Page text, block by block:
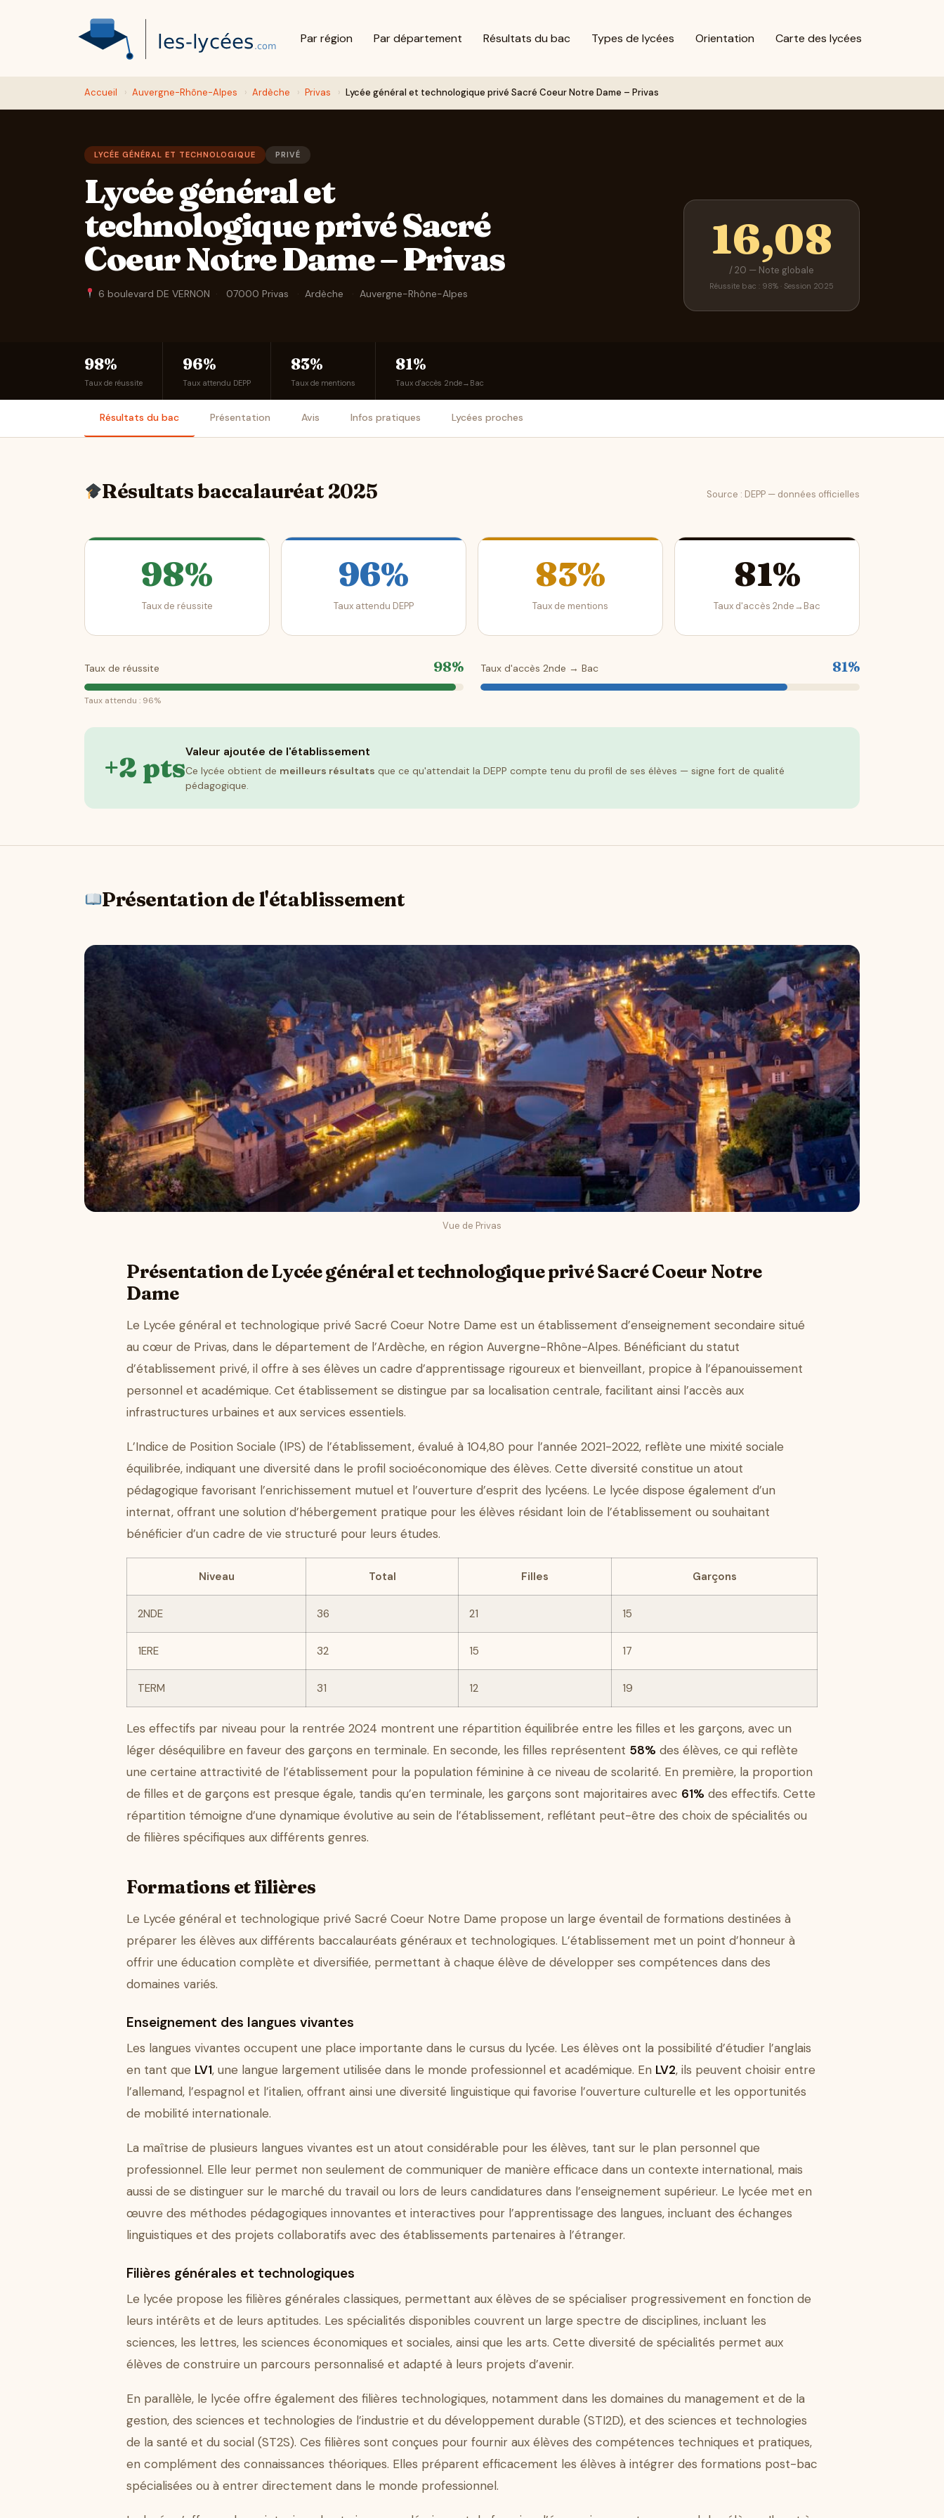
Par région Par département Résultats du bac Types de lycées Orientation Carte des lycées
Accueil › Auvergne-Rhône-Alpes › Ardèche › Privas › Lycée général et technologique privé Sacré Coeur Notre Dame – Privas
LYCÉE GÉNÉRAL ET TECHNOLOGIQUE PRIVÉ
Lycée général et
technologique privé Sacré
Coeur Notre Dame – Privas
6 boulevard DE VERNON · 07000 Privas · Ardèche · Auvergne-Rhône-Alpes
16,08
/ 20 — Note globale
Réussite bac : 98% · Session 2025
98%
Taux de réussite
96%
Taux attendu DEPP
83%
Taux de mentions
81%
Taux d'accès 2nde→Bac
Résultats du bac Présentation Avis Infos pratiques Lycées proches
Résultats baccalauréat 2025 Source : DEPP — données officielles
98%
Taux de réussite
96%
Taux attendu DEPP
83%
Taux de mentions
81%
Taux d'accès 2nde→Bac
Taux de réussite 98%
Taux attendu : 96%
Taux d'accès 2nde → Bac 81%
+2 ptsValeur ajoutée de l'établissement
Ce lycée obtient de meilleurs résultats que ce qu'attendait la DEPP compte tenu du profil de ses élèves — signe fort de qualité
pédagogique.
Présentation de l'établissement
Vue de Privas
Présentation de Lycée général et technologique privé Sacré Coeur Notre
Dame
Le Lycée général et technologique privé Sacré Coeur Notre Dame est un établissement d’enseignement secondaire situé
au cœur de Privas, dans le département de l’Ardèche, en région Auvergne-Rhône-Alpes. Bénéficiant du statut
d’établissement privé, il offre à ses élèves un cadre d’apprentissage rigoureux et bienveillant, propice à l’épanouissement
personnel et académique. Cet établissement se distingue par sa localisation centrale, facilitant ainsi l’accès aux
infrastructures urbaines et aux services essentiels.
L’Indice de Position Sociale (IPS) de l’établissement, évalué à 104,80 pour l’année 2021-2022, reflète une mixité sociale
équilibrée, indiquant une diversité dans le profil socioéconomique des élèves. Cette diversité constitue un atout
pédagogique favorisant l’enrichissement mutuel et l’ouverture d’esprit des lycéens. Le lycée dispose également d’un
internat, offrant une solution d’hébergement pratique pour les élèves résidant loin de l’établissement ou souhaitant
bénéficier d’un cadre de vie structuré pour leurs études.
Niveau Total Filles Garçons
2NDE 36 21 15
1ERE 32 15 17
TERM 31 12 19
Les effectifs par niveau pour la rentrée 2024 montrent une répartition équilibrée entre les filles et les garçons, avec un
léger déséquilibre en faveur des garçons en terminale. En seconde, les filles représentent 58% des élèves, ce qui reflète
une certaine attractivité de l’établissement pour la population féminine à ce niveau de scolarité. En première, la proportion
de filles et de garçons est presque égale, tandis qu’en terminale, les garçons sont majoritaires avec 61% des effectifs. Cette
répartition témoigne d’une dynamique évolutive au sein de l’établissement, reflétant peut-être des choix de spécialités ou
de filières spécifiques aux différents genres.
Formations et filières
Le Lycée général et technologique privé Sacré Coeur Notre Dame propose un large éventail de formations destinées à
préparer les élèves aux différents baccalauréats généraux et technologiques. L’établissement met un point d’honneur à
offrir une éducation complète et diversifiée, permettant à chaque élève de développer ses compétences dans des
domaines variés.
Enseignement des langues vivantes
Les langues vivantes occupent une place importante dans le cursus du lycée. Les élèves ont la possibilité d’étudier l’anglais
en tant que LV1, une langue largement utilisée dans le monde professionnel et académique. En LV2, ils peuvent choisir entre
l’allemand, l’espagnol et l’italien, offrant ainsi une diversité linguistique qui favorise l’ouverture culturelle et les opportunités
de mobilité internationale.
La maîtrise de plusieurs langues vivantes est un atout considérable pour les élèves, tant sur le plan personnel que
professionnel. Elle leur permet non seulement de communiquer de manière efficace dans un contexte international, mais
aussi de se distinguer sur le marché du travail ou lors de leurs candidatures dans l’enseignement supérieur. Le lycée met en
œuvre des méthodes pédagogiques innovantes et interactives pour l’apprentissage des langues, incluant des échanges
linguistiques et des projets collaboratifs avec des établissements partenaires à l’étranger.
Filières générales et technologiques
Le lycée propose les filières générales classiques, permettant aux élèves de se spécialiser progressivement en fonction de
leurs intérêts et de leurs aptitudes. Les spécialités disponibles couvrent un large spectre de disciplines, incluant les
sciences, les lettres, les sciences économiques et sociales, ainsi que les arts. Cette diversité de spécialités permet aux
élèves de construire un parcours personnalisé et adapté à leurs projets d’avenir.
En parallèle, le lycée offre également des filières technologiques, notamment dans les domaines du management et de la
gestion, des sciences et technologies de l’industrie et du développement durable (STI2D), et des sciences et technologies
de la santé et du social (ST2S). Ces filières sont conçues pour fournir aux élèves des compétences techniques et pratiques,
en complément des connaissances théoriques. Elles préparent efficacement les élèves à intégrer des formations post-bac
spécialisées ou à entrer directement dans le monde professionnel.